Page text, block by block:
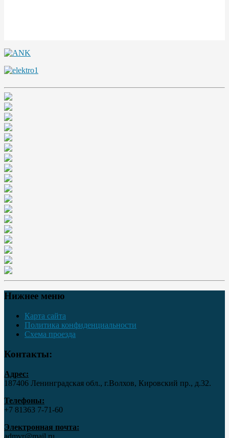
Нижнее меню
Карта сайта
Политика конфиденциальности
Схема проезда
Контакты:
Адрес:
187406 Ленинградская обл., г.Волхов, Кировский пр., д.32.
Телефоны:
+7 81363 7‑71-60
Электронная почта:
admvr@mail.ru